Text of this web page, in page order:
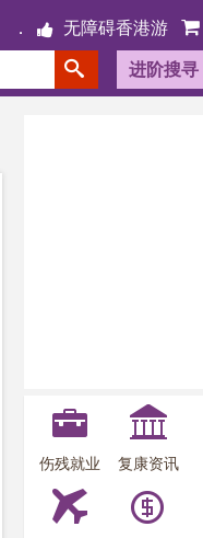
无障碍香港游
进阶搜寻
伤残就业 复康资讯